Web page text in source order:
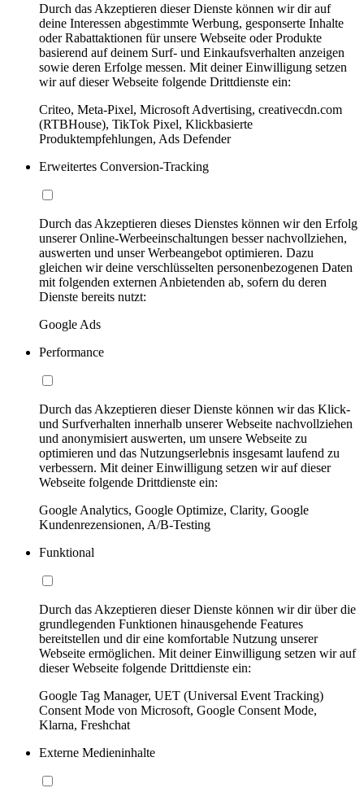
Durch das Akzeptieren dieser Dienste können wir dir auf
deine Interessen abgestimmte Werbung, gesponserte Inhalte
oder Rabattaktionen für unsere Webseite oder Produkte
basierend auf deinem Surf- und Einkaufsverhalten anzeigen
sowie deren Erfolge messen. Mit deiner Einwilligung setzen
wir auf dieser Webseite folgende Drittdienste ein:
Criteo, Meta-Pixel, Microsoft Advertising, creativecdn.com
(RTBHouse), TikTok Pixel, Klickbasierte
Produktempfehlungen, Ads Defender
Erweitertes Conversion-Tracking
Durch das Akzeptieren dieses Dienstes können wir den Erfolg
unserer Online-Werbeeinschaltungen besser nachvollziehen,
auswerten und unser Werbeangebot optimieren. Dazu
gleichen wir deine verschlüsselten personenbezogenen Daten
mit folgenden externen Anbietenden ab, sofern du deren
Dienste bereits nutzt:
Google Ads
Performance
Durch das Akzeptieren dieser Dienste können wir das Klick-
und Surfverhalten innerhalb unserer Webseite nachvollziehen
und anonymisiert auswerten, um unsere Webseite zu
optimieren und das Nutzungserlebnis insgesamt laufend zu
verbessern. Mit deiner Einwilligung setzen wir auf dieser
Webseite folgende Drittdienste ein:
Google Analytics, Google Optimize, Clarity, Google
Kundenrezensionen, A/B-Testing
Funktional
Durch das Akzeptieren dieser Dienste können wir dir über die
grundlegenden Funktionen hinausgehende Features
bereitstellen und dir eine komfortable Nutzung unserer
Webseite ermöglichen. Mit deiner Einwilligung setzen wir auf
dieser Webseite folgende Drittdienste ein:
Google Tag Manager, UET (Universal Event Tracking)
Consent Mode von Microsoft, Google Consent Mode,
Klarna, Freshchat
Externe Medieninhalte